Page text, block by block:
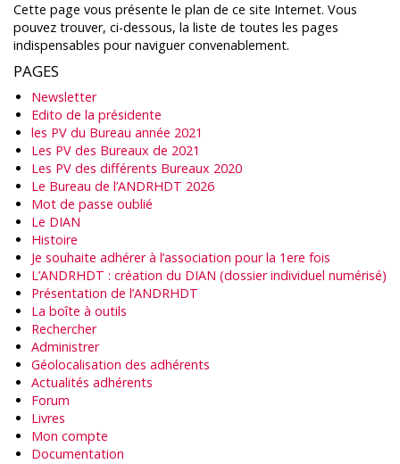
Cette page vous présente le plan de ce site Internet. Vous
pouvez trouver, ci-dessous, la liste de toutes les pages
indispensables pour naviguer convenablement.
PAGES
Newsletter
Edito de la présidente
les PV du Bureau année 2021
Les PV des Bureaux de 2021
Les PV des différents Bureaux 2020
Le Bureau de l’ANDRHDT 2026
Mot de passe oublié
Le DIAN
Histoire
Je souhaite adhérer à l’association pour la 1ere fois
L’ANDRHDT : création du DIAN (dossier individuel numérisé)
Présentation de l’ANDRHDT
La boîte à outils
Rechercher
Administrer
Géolocalisation des adhérents
Actualités adhérents
Forum
Livres
Mon compte
Documentation